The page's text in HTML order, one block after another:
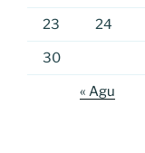
23 24
30
« Agu